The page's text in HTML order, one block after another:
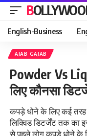
English-Business
AJAB GAJAB
Powder Vs
ल‍िए कौनसा
कपड़े धोने के ल‍िए कई
लिक्विड डिटर्जेंट तक का
से पहले लोग कपड़े धोने के